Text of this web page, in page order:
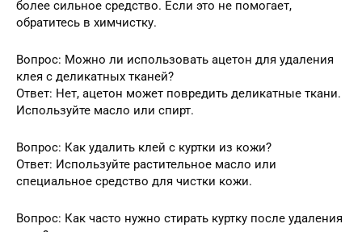
более сильное средство. Если это не помогает,
обратитесь в химчистку.
Вопрос: Можно ли использовать ацетон для удаления
клея с деликатных тканей?
Ответ: Нет, ацетон может повредить деликатные ткани.
Используйте масло или спирт.
Вопрос: Как удалить клей с куртки из кожи?
Ответ: Используйте растительное масло или
специальное средство для чистки кожи.
Вопрос: Как часто нужно стирать куртку после удаления